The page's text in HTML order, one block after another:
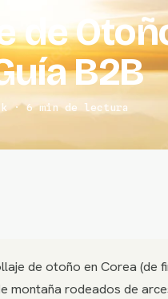
de
B2B
· 6 min de lectura
de otoño en Corea (de
rodeados de